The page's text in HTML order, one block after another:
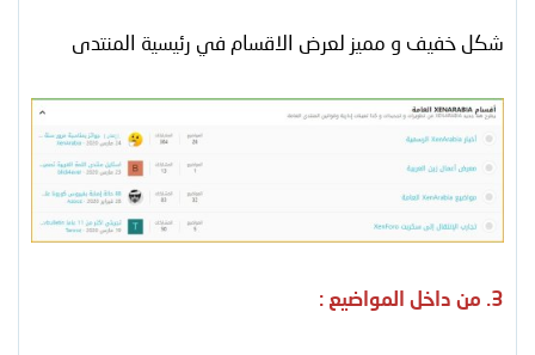
شكل خفيف و مميز لعرض الاقسام في رئيسية المنتدى
3. من داخل المواضيع :